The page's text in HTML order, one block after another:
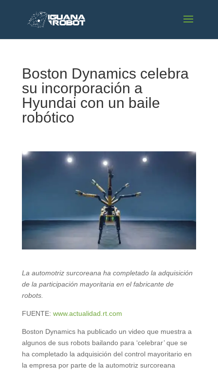
Boston Dynamics celebra
su incorporación a
Hyundai con un baile
robótico
La automotriz surcoreana ha completado la adquisición
de la participación mayoritaria en el fabricante de
robots.
FUENTE: www.actualidad.rt.com
Boston Dynamics ha publicado un video que muestra a
algunos de sus robots bailando para ‘celebrar’ que se
ha completado la adquisición del control mayoritario en
la empresa por parte de la automotriz surcoreana